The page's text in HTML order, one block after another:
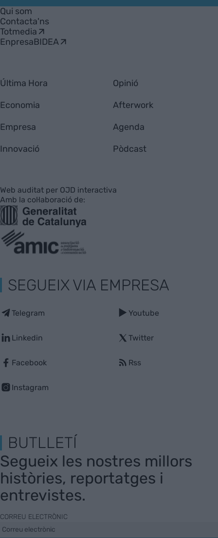
Empresa
Qui som
Contacta'ns
Totmedia
EnpresaBIDEA
Última Hora
Economia
Empresa
Innovació
Opinió
Afterwork
Agenda
Pòdcast
Web auditat per OJD interactiva
Amb la col·laboració de:
SEGUEIX VIA EMPRESA
Telegram
Linkedin
Facebook
Instagram
Youtube
Twitter
Rss
BUTLLETÍ
Segueix les nostres millors
històries, reportatges i
entrevistes.
CORREU ELECTRÒNIC